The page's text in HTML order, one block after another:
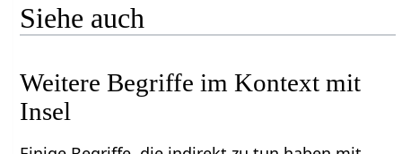
Siehe auch
Weitere Begriffe im Kontext mit